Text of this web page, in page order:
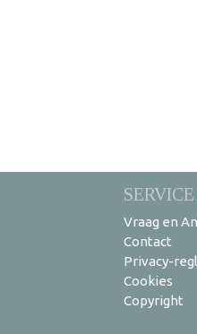
Vraag en
Contact
Privacy-
Cookies
Copyright